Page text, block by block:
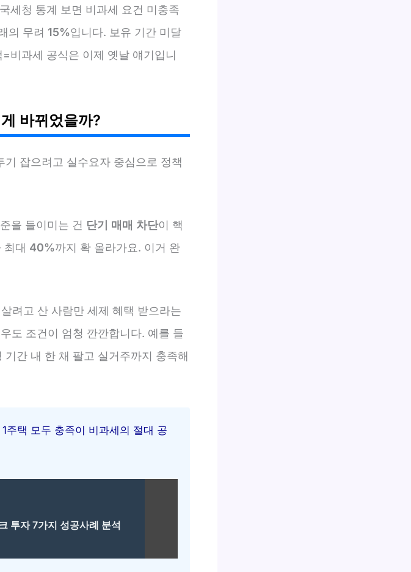
세청 통계 보면 비과세 요건 미충족
의 무려 15%입니다. 보유 기간 미달
비과세 공식은 이제 옛날 얘기입니
바뀌었을까?
잡으려고 실수요자 중심으로 정책
을 들이미는 건 단기 매매 차단이 핵
최대 40%까지 확 올라가요. 이거 완
려고 산 사람만 세제 혜택 받으라는
도 조건이 엄청 깐깐합니다. 예를 들
간 내 한 채 팔고 실거주까지 충족해
주택 모두 충족이 비과세의 절대 공
투자 7가지 성공사례 분석